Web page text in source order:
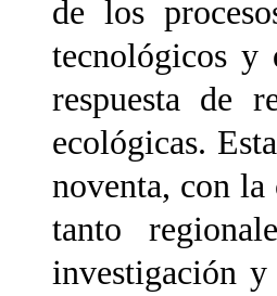
de los
tecnológicos y
respuesta de
ecológicas.
noventa, con
tanto
investigación